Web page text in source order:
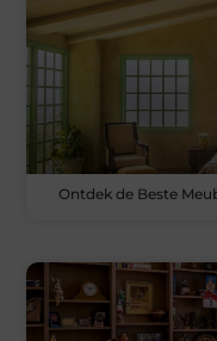
Ontdek de Beste